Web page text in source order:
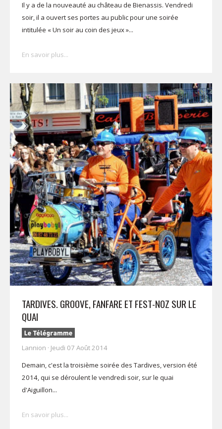
Il y a de la nouveauté au château de Bienassis. Vendredi
soir, il a ouvert ses portes au public pour une soirée
intitulée « Un soir au coin des jeux »...
En savoir plus...
TARDIVES. GROOVE, FANFARE ET FEST-NOZ SUR LE
QUAI
Lannion · Jeudi 07 Août 2014
Demain, c'est la troisième soirée des Tardives, version été
2014, qui se déroulent le vendredi soir, sur le quai
d'Aiguillon...
En savoir plus...